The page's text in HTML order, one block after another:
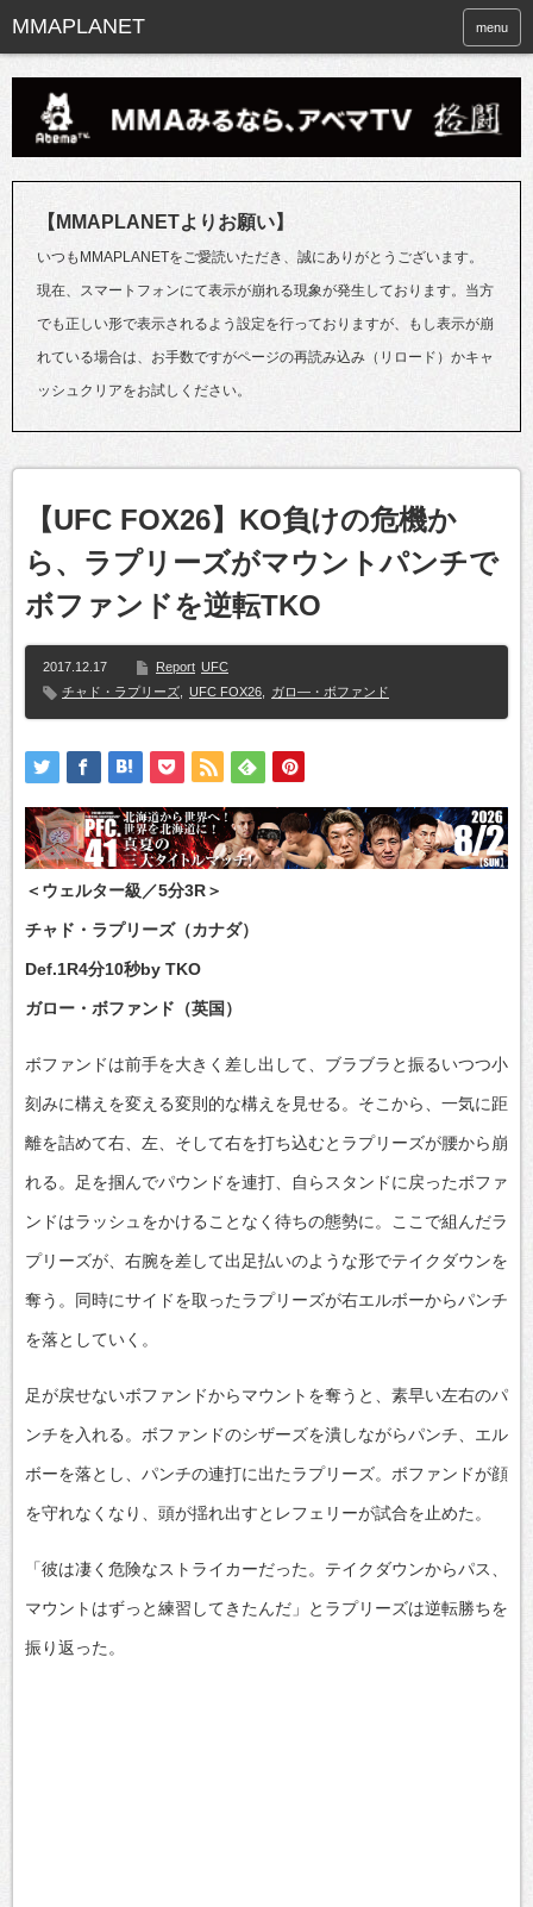
menu
【MMAPLANETよりお願い】
いつもMMAPLANETをご愛読いただき、誠にありがとうございます。
現在、スマートフォンにて表示が崩れる現象が発生しております。当方
でも正しい形で表示されるよう設定を行っておりますが、もし表示が崩
れている場合は、お手数ですがページの再読み込み（リロード）かキャ
ッシュクリアをお試しください。
【UFC FOX26】KO負けの危機か
ら、ラプリーズがマウントパンチで
ボファンドを逆転TKO
2017.12.17 Report UFC
チャド・ラプリーズ
UFC FOX26 ガロ―・ボファンド
＜ウェルター級／5分3R＞
チャド・ラプリーズ（カナダ）
Def.1R4分10秒by TKO
ガロー・ボファンド（英国）
ボファンドは前手を大きく差し出して、ブラブラと振るいつつ小
刻みに構えを変える変則的な構えを見せる。そこから、一気に距
離を詰めて右、左、そして右を打ち込むとラプリーズが腰から崩
れる。足を掴んでパウンドを連打、自らスタンドに戻ったボファ
ンドはラッシュをかけることなく待ちの態勢に。ここで組んだラ
プリーズが、右腕を差して出足払いのような形でテイクダウンを
奪う。同時にサイドを取ったラプリーズが右エルボーからパンチ
を落としていく。
足が戻せないボファンドからマウントを奪うと、素早い左右のパ
ンチを入れる。ボファンドのシザーズを潰しながらパンチ、エル
ボーを落とし、パンチの連打に出たラプリーズ。ボファンドが顔
を守れなくなり、頭が揺れ出すとレフェリーが試合を止めた。
「彼は凄く危険なストライカーだった。テイクダウンからパス、
マウントはずっと練習してきたんだ」とラプリーズは逆転勝ちを
振り返った。